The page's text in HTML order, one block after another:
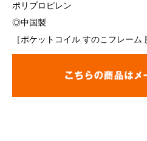
ポリプロピレン
◎中国製
［ポケットコイル すのこフレーム